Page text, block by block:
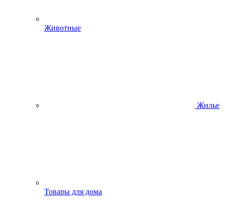
Животные
Жилье
Товары для дома